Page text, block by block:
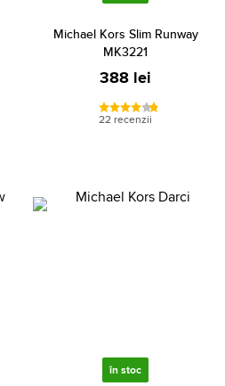
Michael Kors Slim Runway
MK3221
388 lei
22 recenzii
în stoc